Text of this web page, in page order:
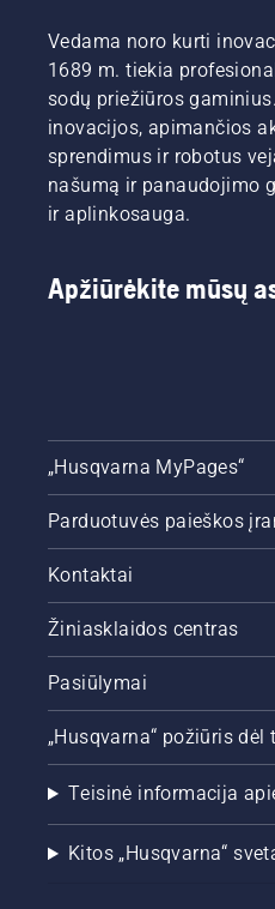
Vedama noro kurti
1689 m. tiekia
sodų priežiūros
inovacijos, apimančios
sprendimus ir robotus
našumą ir panaudojimo
ir aplinkosauga.
Apžiūrėkite mūsų
„Husqvarna MyPages“
Parduotuvės paieškos
Kontaktai
Žiniasklaidos centras
Pasiūlymai
„Husqvarna“ požiūris dėl
Teisinė informacija
Kitos „Husqvarna“